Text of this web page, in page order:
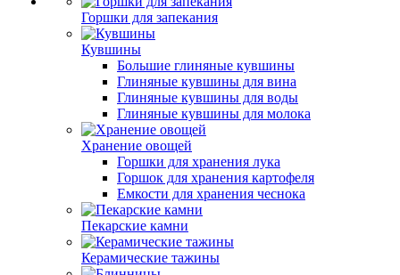
Горшки для запекания
Кувшины
Большие глиняные кувшины
Глиняные кувшины для вина
Глиняные кувшины для воды
Глиняные кувшины для молока
Хранение овощей
Горшки для хранения лука
Горшок для хранения картофеля
Емкости для хранения чеснока
Пекарские камни
Керамические тажины